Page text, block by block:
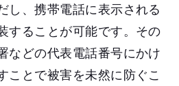
し、携帯電話に表示される
することが可能です。その
などの代表電話番号にかけ
ことで被害を未然に防ぐこ